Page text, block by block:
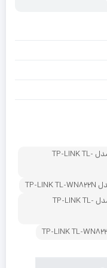
بررسی کارت شبکه بی سیم USB تی پی-لینک مدل TP-LINK TL-
قیمت کارت شبکه بی سیم USB تی پی-لینک مدل TP-LINK TL-